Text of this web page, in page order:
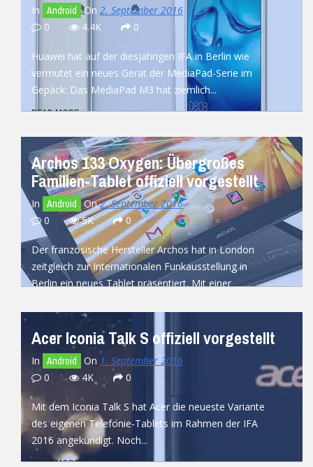
In Android On 2. September 2016
0
4.4K 0
Huawei hat auf der diesjährigen IFA in Berlin wie
vermutet ein neues Gerät der MediaPad-Serie im
Gepäck: Das MediaPad M3 hat ziemlich...
READ MORE
Archos 133 Oxygen: Übergroßes
Familien-Tablet offiziell vorgestellt
In Android On2. September 2016
0
5K 0
Der französische Hersteller Archos hat in London
zeitgleich zur Internationalen Funkausstellung in
Berlin ein neues Tablet präsentiert. Mit einer
READ MORE
Acer Iconia Talk S offiziell vorgestellt
In Android On 1. September 2016
0
4K 0
Mit dem Iconia Talk S hat Acer die neueste Variante
des eigenen Telefonie-Tablets im Rahmen der IFA
2016 angekündigt. Noch...
READ MORE